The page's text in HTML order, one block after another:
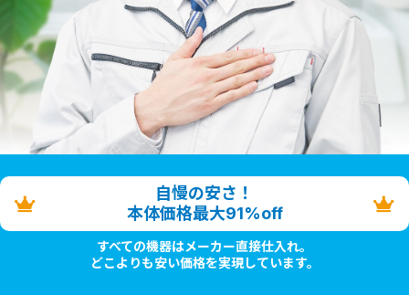
自慢の安さ！
本体価格最大91%off
すべての機器はメーカー直接仕入れ。
どこよりも安い価格を実現しています。